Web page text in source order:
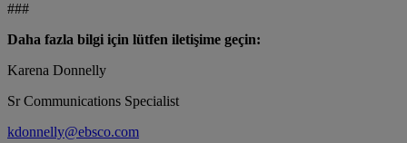
###
Daha fazla bilgi için lütfen iletişime geçin:
Karena Donnelly
Sr Communications Specialist
kdonnelly@ebsco.com